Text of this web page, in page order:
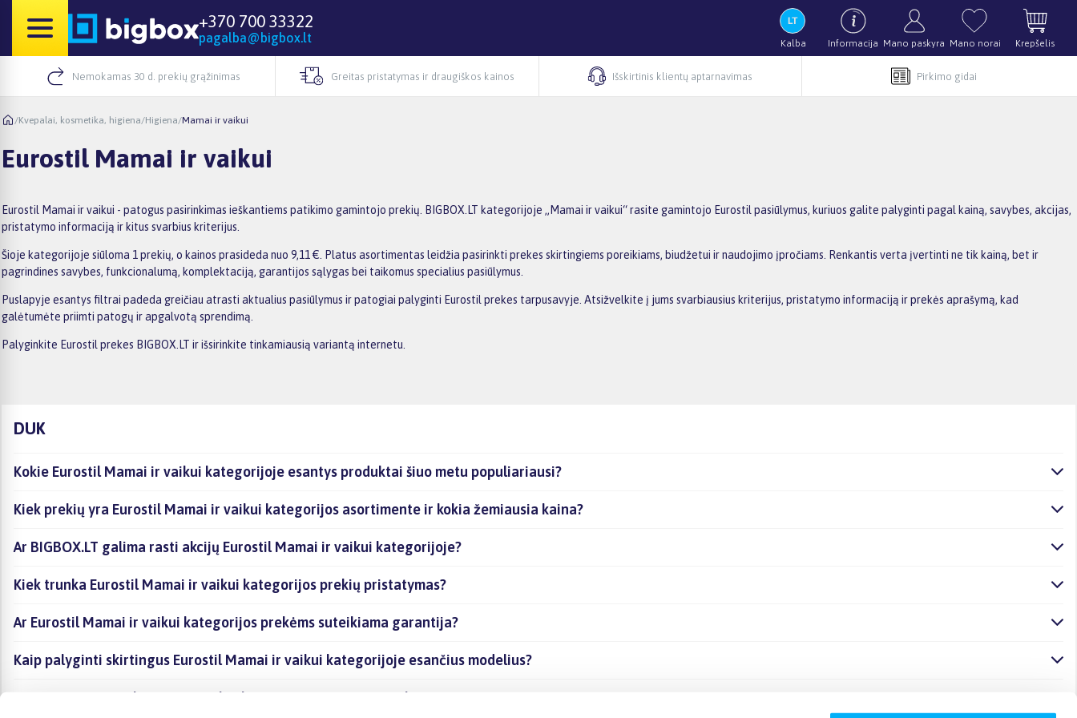
+370 700 33322
pagalba@bigbox.lt Kalba Informacija Mano paskyra Mano norai Krepšelis
Nemokamas 30 d. prekių grąžinimas Greitas pristatymas ir draugiškos kainos Išskirtinis klientų aptarnavimas Pirkimo gidai
/Kvepalai, kosmetika, higiena/Higiena/Mamai ir vaikui
Eurostil Mamai ir vaikui
Eurostil Mamai ir vaikui - patogus pasirinkimas ieškantiems patikimo gamintojo prekių. BIGBOX.LT kategorijoje „Mamai ir vaikui“ rasite gamintojo Eurostil pasiūlymus, kuriuos galite palyginti pagal kainą, savybes, akcijas,
pristatymo informaciją ir kitus svarbius kriterijus.
Šioje kategorijoje siūloma 1 prekių, o kainos prasideda nuo 9,11 €. Platus asortimentas leidžia pasirinkti prekes skirtingiems poreikiams, biudžetui ir naudojimo įpročiams. Renkantis verta įvertinti ne tik kainą, bet ir
pagrindines savybes, funkcionalumą, komplektaciją, garantijos sąlygas bei taikomus specialius pasiūlymus.
Puslapyje esantys filtrai padeda greičiau atrasti aktualius pasiūlymus ir patogiai palyginti Eurostil prekes tarpusavyje. Atsižvelkite į jums svarbiausius kriterijus, pristatymo informaciją ir prekės aprašymą, kad
galėtumėte priimti patogų ir apgalvotą sprendimą.
Palyginkite Eurostil prekes BIGBOX.LT ir išsirinkite tinkamiausią variantą internetu.
DUK
Kokie Eurostil Mamai ir vaikui kategorijoje esantys produktai šiuo metu populiariausi?
Kiek prekių yra Eurostil Mamai ir vaikui kategorijos asortimente ir kokia žemiausia kaina?
Ar BIGBOX.LT galima rasti akcijų Eurostil Mamai ir vaikui kategorijoje?
Kiek trunka Eurostil Mamai ir vaikui kategorijos prekių pristatymas?
Ar Eurostil Mamai ir vaikui kategorijos prekėms suteikiama garantija?
Kaip palyginti skirtingus Eurostil Mamai ir vaikui kategorijoje esančius modelius?
Kaip įsigyti Eurostil Mamai ir vaikui kategorijoje esančias prekes internetu?